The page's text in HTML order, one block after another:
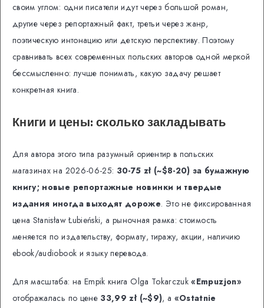
своим углом: одни писатели идут через большой роман,
другие через репортажный факт, третьи через жанр,
поэтическую интонацию или детскую перспективу. Поэтому
сравнивать всех современных польских авторов одной меркой
бессмысленно: лучше понимать, какую задачу решает
конкретная книга.
Книги и цены: сколько закладывать
Для автора этого типа разумный ориентир в польских
магазинах на 2026-06-25: 30-75 zł (~$8-20) за бумажную
книгу; новые репортажные новинки и твердые
издания иногда выходят дороже. Это не фиксированная
цена Stanisław Łubieński, а рыночная рамка: стоимость
меняется по издательству, формату, тиражу, акции, наличию
ebook/audiobook и языку перевода.
Для масштаба: на Empik книга Olga Tokarczuk«Empuzjon»
отображалась по цене 33,99 zł (~$9), а «Ostatnie